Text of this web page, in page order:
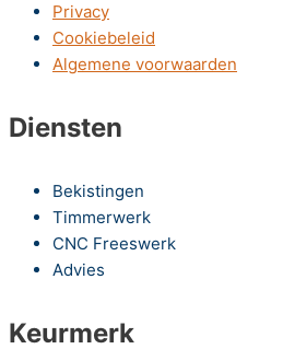
Privacy
Cookiebeleid
Algemene voorwaarden
Diensten
Bekistingen
Timmerwerk
CNC Freeswerk
Advies
Keurmerk